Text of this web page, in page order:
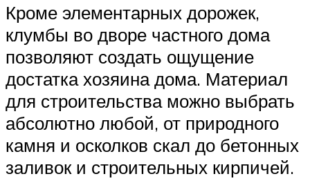
Кроме элементарных дорожек,
клумбы во дворе частного дома
позволяют создать ощущение
достатка хозяина дома. Материал
для строительства можно выбрать
абсолютно любой, от природного
камня и осколков скал до бетонных
заливок и строительных кирпичей.